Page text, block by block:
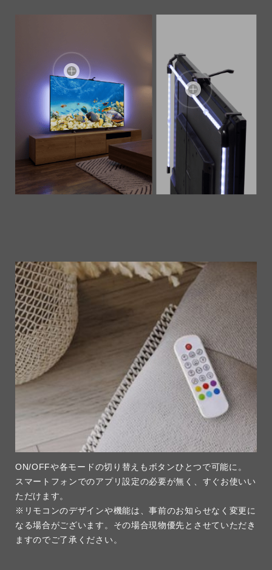
センターでテレビに沿わせて固定するように設置、左右を
フックで掛ければ、取り付け完了。すぐに楽しめます。
ON/OFFや各モードの切り替えもボタンひとつで可能に。
スマートフォンでのアプリ設定の必要が無く、すぐお使いい
ただけます。
※リモコンのデザインや機能は、事前のお知らせなく変更に
なる場合がございます。その場合現物優先とさせていただき
ますのでご了承ください。